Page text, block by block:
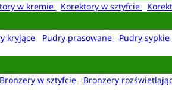
w kremie Korektory w sztyfcie
kryjące Pudry prasowane Pudry sypkie
Bronzery w sztyfcie Bronzery